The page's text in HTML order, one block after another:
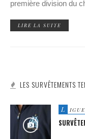
première division du
LIRE LA SUITE
LES SURVÊTEMENTS
L